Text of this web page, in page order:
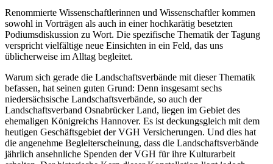
Renommierte Wissenschaftlerinnen und Wissenschaftler kommen
sowohl in Vorträgen als auch in einer hochkarätig besetzten
Podiumsdiskussion zu Wort. Die spezifische Thematik der Tagung
verspricht vielfältige neue Einsichten in ein Feld, das uns
üblicherweise im Alltag begleitet.
Warum sich gerade die Landschaftsverbände mit dieser Thematik
befassen, hat seinen guten Grund: Denn insgesamt sechs
niedersächsische Landschaftsverbände, so auch der
Landschaftsverband Osnabrücker Land, liegen im Gebiet des
ehemaligen Königreichs Hannover. Es ist deckungsgleich mit dem
heutigen Geschäftsgebiet der VGH Versicherungen. Und dies hat
die angenehme Begleiterscheinung, dass die Landschaftsverbände
jährlich ansehnliche Spenden der VGH für ihre Kulturarbeit